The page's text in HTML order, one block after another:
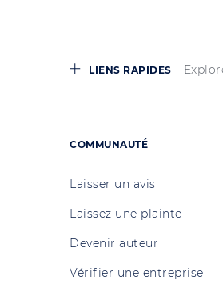
LIENS RAPIDES
COMMUNAUTÉ
Laisser un avis
Laissez une plainte
Devenir auteur
Vérifier une entreprise